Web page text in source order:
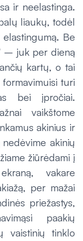
ir neelastinga.
liaukų, todėl
Be
– juk per dieną
kartų, o tai
turi
bei įpročiai.
vaikštome
akinius ir
akinių
žiūrėdami į
vakare
per mažai
priežastys,
paakių
vaistinių tinklo